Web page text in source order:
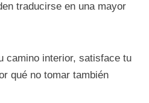
traducirse en una mayor
camino interior, satisface tu
qué no tomar también